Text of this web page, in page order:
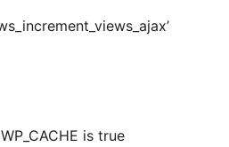
is true